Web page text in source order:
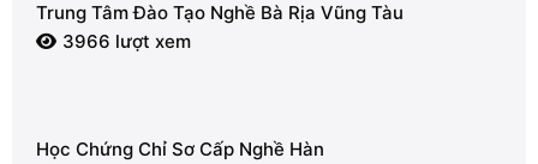
Trung Tâm Đào Tạo Nghề Bà Rịa Vũng Tàu
3966 lượt xem
Học Chứng Chỉ Sơ Cấp Nghề Hàn